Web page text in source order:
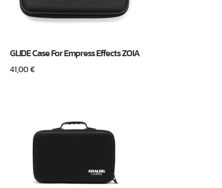
GLIDE Case For Empress Effects ZOIA
41,00€